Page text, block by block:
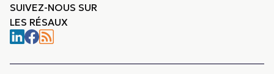
SUIVEZ-NOUS SUR
LES RÉSAUX